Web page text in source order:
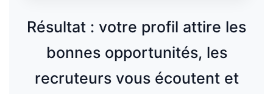
Résultat : votre profil attire les
bonnes opportunités, les
recruteurs vous écoutent et